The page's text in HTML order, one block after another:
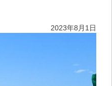
2023年8月1日